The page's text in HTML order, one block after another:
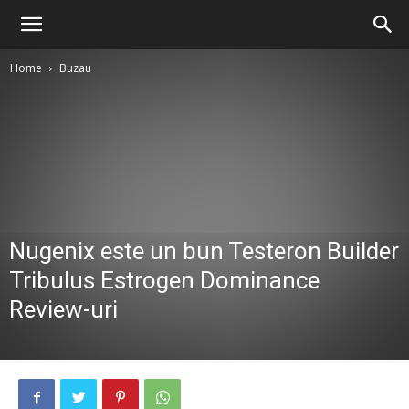
Home Buzau
Nugenix este un bun Testeron Builder
Tribulus Estrogen Dominance
Review-uri